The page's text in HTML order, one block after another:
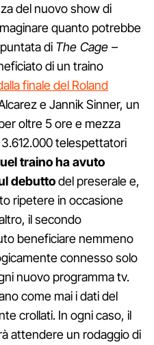
del nuovo show di
quanto potrebbe
di The Cage –
di un traino
finale del Roland
e Jannik Sinner, un
oltre 5 ore e mezza
telespettatori
traino ha avuto
debuttodel preserale e,
ripetere in occasione
il secondo
beneficiare nemmeno
connesso solo
nuovo programma tv.
come mai i dati del
crollati. In ogni caso, il
attendere un rodaggio di